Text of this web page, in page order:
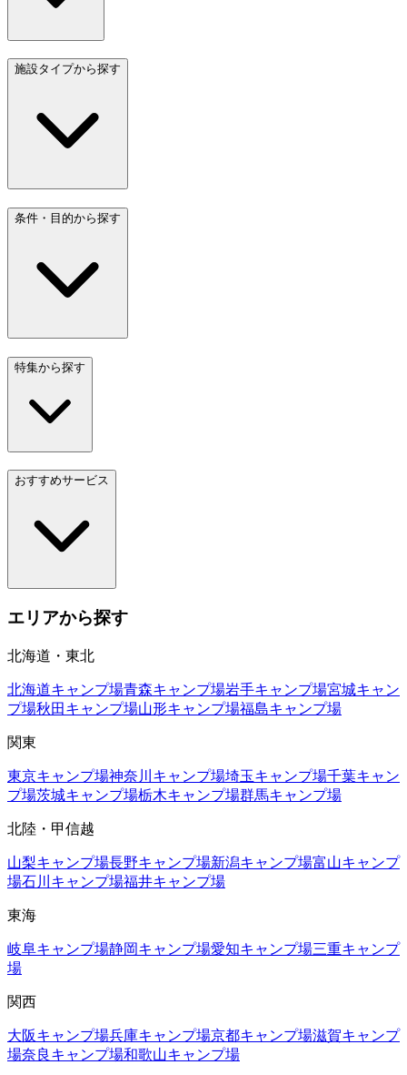
施設タイプから探す
条件・目的から探す
特集から探す
おすすめサービス
エリアから探す
北海道・東北
北海道キャンプ場青森キャンプ場岩手キャンプ場宮城キャン
プ場秋田 キャンプ場山形キャンプ場福島キャンプ場
関東
東京キャンプ場神奈川 キャンプ場埼玉キャンプ場千葉キャン
プ場茨城キャンプ場栃木キャンプ場群馬キャンプ場
北陸・甲信越
山梨キャンプ場長野キャンプ場新潟キャンプ場富山キャンプ
場石川 キャンプ場福井キャンプ場
東海
岐阜キャンプ場静岡キャンプ場愛知キャンプ場三重キャンプ
場
関西
大阪キャンプ場兵庫キャンプ場京都キャンプ場滋賀キャンプ
場奈良 キャンプ場和歌山キャンプ場